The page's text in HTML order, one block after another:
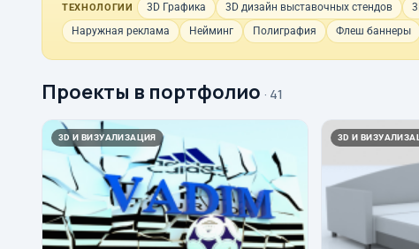
ТЕХНОЛОГИИ 3D Графика 3D дизайн выставочных стендов
Наружная реклама
Нейминг Полиграфия Флеш баннеры
Проекты в портфолио · 41
3D И ВИЗУАЛИЗАЦИЯ 3D И